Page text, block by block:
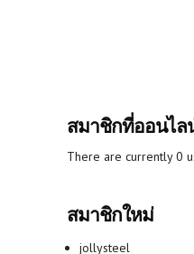
สมาชิกที่ออนไล
There are currently 0
สมาชิกใหม่
jollysteel